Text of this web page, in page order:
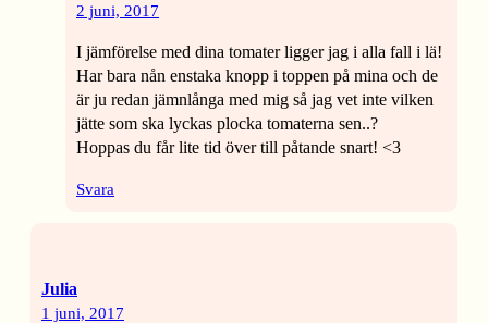
2 juni, 2017
I jämförelse med dina tomater ligger jag i alla fall i lä!
Har bara nån enstaka knopp i toppen på mina och de
är ju redan jämnlånga med mig så jag vet inte vilken
jätte som ska lyckas plocka tomaterna sen..?
Hoppas du får lite tid över till påtande snart! <3
Svara
Julia
1 juni, 2017